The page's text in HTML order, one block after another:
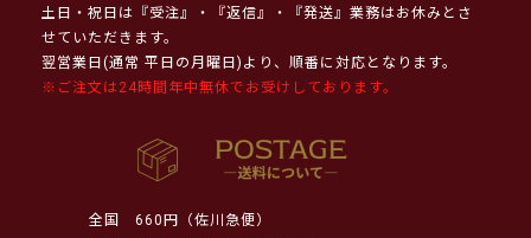
土日・祝日は『受注』・『返信』・『発送』業務はお休みとさ
せていただきます。
翌営業日(通常 平日の月曜日)より、順番に対応となります。
※ご注文は24時間年中無休でお受けしております。
全国
660円（佐川急便）